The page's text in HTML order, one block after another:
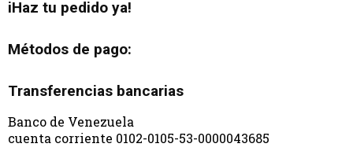
iHaz tu pedido ya!
Métodos de pago:
Transferencias bancarias
Banco de Venezuela
cuenta corriente 0102-0105-53-0000043685